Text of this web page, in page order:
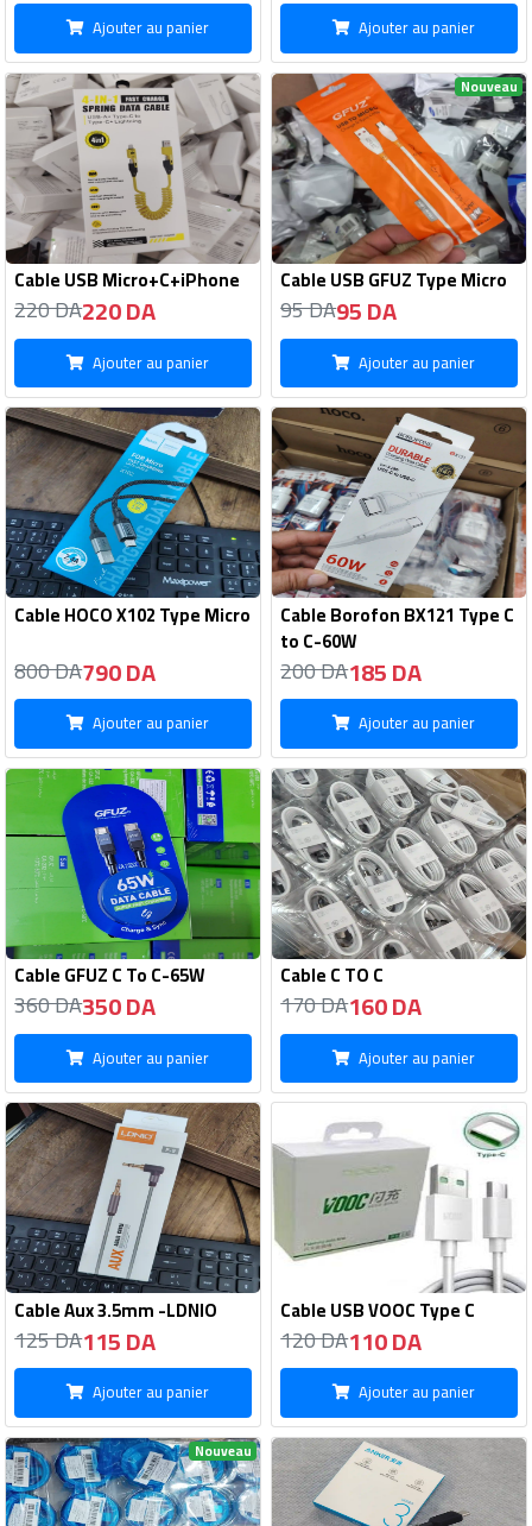
Ajouter au panier Ajouter au panier
Cable USB Micro+C+iPhone
220 DA220 DA
Ajouter au panier
Nouveau
Cable USB GFUZ Type Micro
95 DA95 DA
Ajouter au panier
Cable HOCO X102 Type Micro
800 DA790 DA
Ajouter au panier
Cable Borofon BX121 Type C
to C-60W
200 DA185 DA
Ajouter au panier
Cable GFUZ C To C-65W
360 DA350 DA
Ajouter au panier
Cable C TO C
170 DA160 DA
Ajouter au panier
Cable Aux 3.5mm -LDNIO
125 DA115 DA
Ajouter au panier
Cable USB VOOC Type C
120 DA110 DA
Ajouter au panier
Nouveau